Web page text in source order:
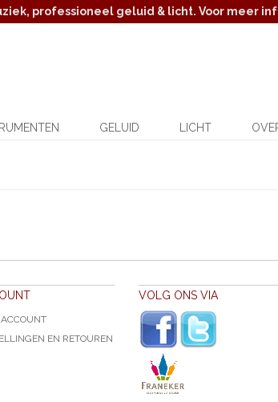
professioneel geluid & licht. Voor meer
GELUID LICHT
EN RETOUREN
VOLG ONS VIA